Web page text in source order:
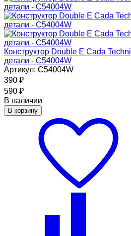
Конструктор Double E Cada
детали - C54004W
Артикул: C54004W
390 ₽
590 ₽
В наличии
В корзину